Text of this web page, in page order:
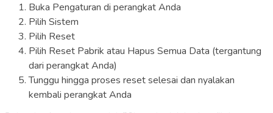
Buka Pengaturan di perangkat Anda
Pilih Sistem
Pilih Reset
Pilih Reset Pabrik atau Hapus Semua Data (tergantung
dari perangkat Anda)
Tunggu hingga proses reset selesai dan nyalakan
kembali perangkat Anda